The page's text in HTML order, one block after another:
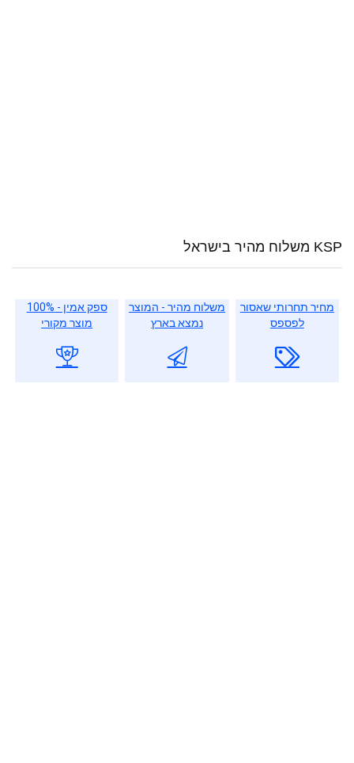
KSP משלוח מהיר בישראל
מחיר תחרותי שאסור
לפספס
משלוח מהיר - המוצר
נמצא בארץ
ספק אמין - 100%
מוצר מקורי